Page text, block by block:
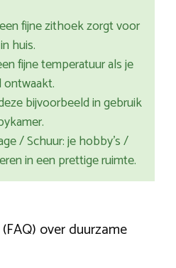
fijne zithoek zorgt voor
huis.
fijne temperatuur als je
bijvoorbeeld in gebruik
/ Schuur: je hobby’s /
in een prettige ruimte.
over duurzame